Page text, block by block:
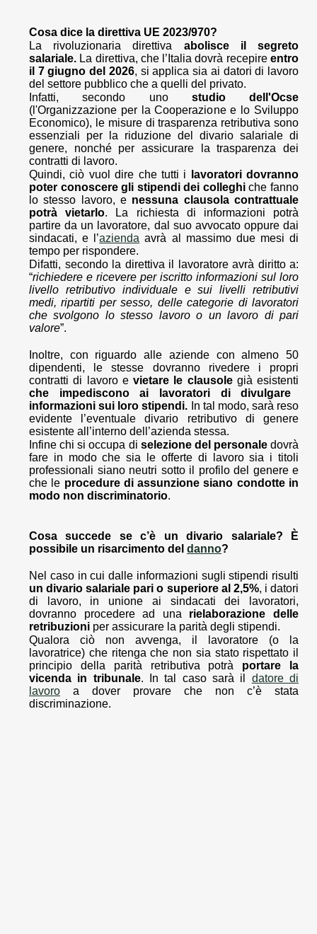
Cosa dice la direttiva UE 2023/970?
La rivoluzionaria direttiva abolisce il segreto
salariale. La direttiva, che l’Italia dovrà recepireentro
il 7 giugno del 2026, si applica sia ai datori di lavoro
del settore pubblico che a quelli del privato.
Infatti, secondo uno studio dell'Ocse
(l'Organizzazione per la Cooperazione e lo Sviluppo
Economico), le misure di trasparenza retributiva sono
essenziali per la riduzione del divario salariale di
genere, nonché per assicurare la trasparenza dei
contratti di lavoro.
Quindi, ciò vuol dire che tutti i
lavoratori dovranno
poter conoscere gli stipendi dei colleghiche fanno
lo stesso lavoro, e nessuna clausola contrattuale
potrà vietarlo. La richiesta di informazioni potrà
partire da un lavoratore, dal suo avvocato oppure dai
sindacati, e l’azienda avrà al massimo due mesi di
tempo per rispondere.
Difatti, secondo la direttiva il lavoratore avrà diritto a:
“richiedere e ricevere per iscritto informazioni sul loro
livello retributivo individuale e sui livelli retributivi
medi, ripartiti per sesso, delle categorie di lavoratori
che svolgono lo stesso lavoro o un lavoro di pari
valore”.
Inoltre, con riguardo alle aziende con almeno 50
dipendenti, le stesse dovranno rivedere i propri
contratti di lavoro e vietare le clausole già esistenti
che impediscono ai lavoratori di divulgare
informazioni sui loro stipendi. In tal modo, sarà reso
evidente l’eventuale divario retributivo di genere
esistente all’interno dell’azienda stessa.
Infine chi si occupa di selezione del personaledovrà
fare in modo che sia le offerte di lavoro sia i titoli
professionali siano neutri sotto il profilo del genere e
che le procedure di assunzione siano condotte in
modo non discriminatorio.
Cosa succede se c’è un divario salariale?
È
possibile un risarcimento del danno?
Nel caso in cui dalle informazioni sugli stipendi risulti
un divario salariale pari o superiore al 2,5%, i datori
di lavoro, in unione ai sindacati dei lavoratori,
dovranno procedere ad una rielaborazione delle
retribuzioni per assicurare la parità degli stipendi.
Qualora ciò non avvenga, il lavoratore (o la
lavoratrice) che ritenga che non sia stato rispettato il
principio della parità retributiva potrà portare la
vicenda in tribunale. In tal caso sarà il datore di
lavoro a dover provare che non c’è stata
discriminazione.